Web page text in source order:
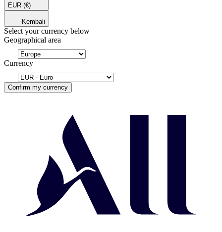
EUR (€)
Kembali
Select your currency below
Geographical area
Currency
Confirm my currency